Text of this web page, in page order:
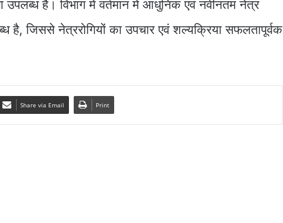
उपलब्ध है। विभाग में वर्तमान में आधुनिक एवं नवीनतम नेत्र
है, जिससे नेत्ररोगियों का उपचार एवं शल्यक्रिया सफलतापूर्वक
Share via Email Print